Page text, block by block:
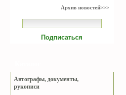
Архив новостей>>>
Автографы, документы,
рукописи